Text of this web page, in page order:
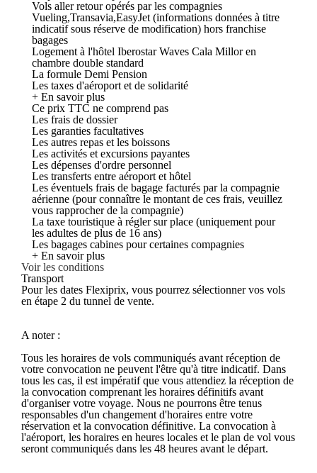
Vols aller retour opérés par les compagnies
Vueling,Transavia,EasyJet (informations données à titre
indicatif sous réserve de modification) hors franchise
bagages
Logement à l'hôtel Iberostar Waves Cala Millor en
chambre double standard
La formule Demi Pension
Les taxes d'aéroport et de solidarité
+ En savoir plus
Ce prix TTC ne comprend pas
Les frais de dossier
Les garanties facultatives
Les autres repas et les boissons
Les activités et excursions payantes
Les dépenses d'ordre personnel
Les transferts entre aéroport et hôtel
Les éventuels frais de bagage facturés par la compagnie
aérienne (pour connaître le montant de ces frais, veuillez
vous rapprocher de la compagnie)
La taxe touristique à régler sur place (uniquement pour
les adultes de plus de 16 ans)
Les bagages cabines pour certaines compagnies
+ En savoir plus
Voir les conditions
Transport
Pour les dates Flexiprix, vous pourrez sélectionner vos vols
en étape 2 du tunnel de vente.
A noter :
Tous les horaires de vols communiqués avant réception de
votre convocation ne peuvent l'être qu'à titre indicatif. Dans
tous les cas, il est impératif que vous attendiez la réception de
la convocation comprenant les horaires définitifs avant
d'organiser votre voyage. Nous ne pourrons être tenus
responsables d'un changement d'horaires entre votre
réservation et la convocation définitive. La convocation à
l'aéroport, les horaires en heures locales et le plan de vol vous
seront communiqués dans les 48 heures avant le départ.